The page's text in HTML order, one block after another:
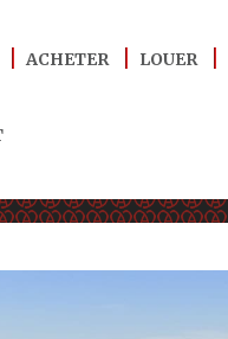
ACHETER LOUER